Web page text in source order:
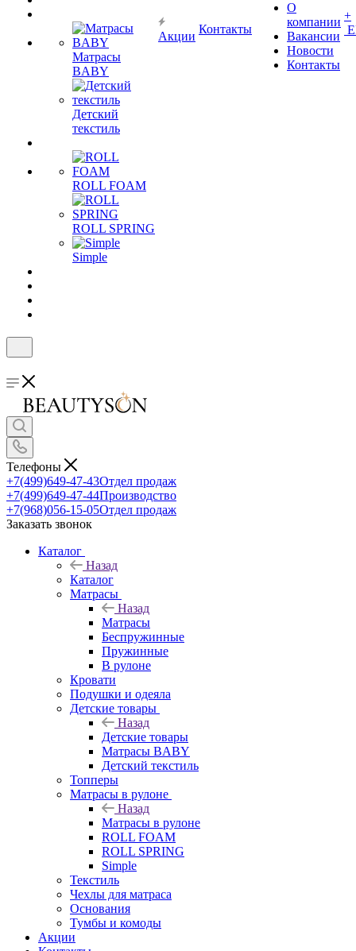
Матрасы
BABY
Детский
текстиль
ROLL FOAM
ROLL SPRING
Simple
Акции
Контакты
О
компании
Вакансии
Новости
Контакты
+
Телефоны
+7(499)649-47-43Отдел продаж
+7(499)649-47-44Производство
+7(968)056-15-05Отдел продаж
Заказать звонок
Каталог
Назад
Каталог
Матрасы
Назад
Матрасы
Беспружинные
Пружинные
В рулоне
Кровати
Подушки и одеяла
Детские товары
Назад
Детские товары
Матрасы BABY
Детский текстиль
Топперы
Матрасы в рулоне
Назад
Матрасы в рулоне
ROLL FOAM
ROLL SPRING
Simple
Текстиль
Чехлы для матраса
Основания
Тумбы и комоды
Акции